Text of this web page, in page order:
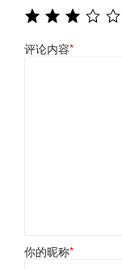
评论内容*
你的昵称*